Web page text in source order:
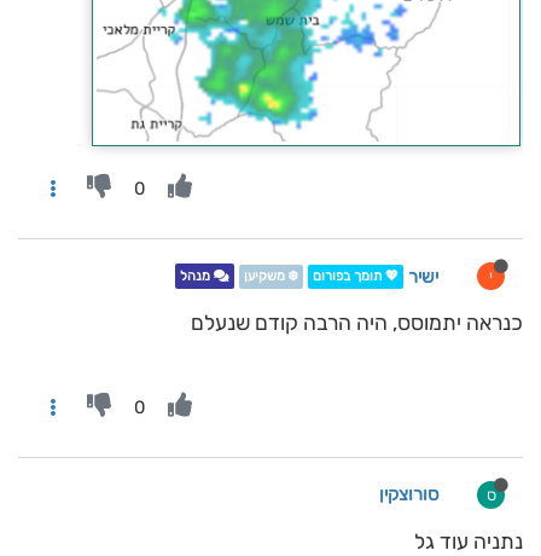
0
י ישיר 💖 תומך בפורום ❄️ משקיען מנהל
כנראה יתמוסס, היה הרבה קודם שנעלם
0
ס סורוצקין
נתניה עוד גל